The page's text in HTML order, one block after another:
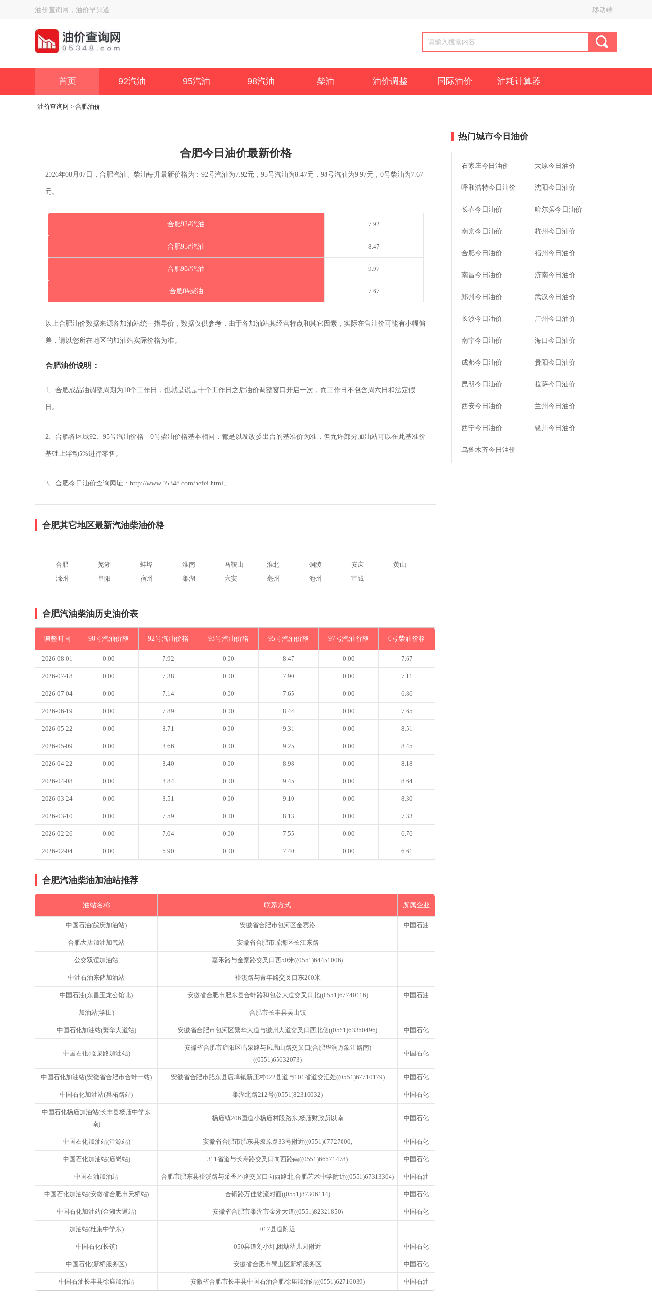
油价查询网，油价早知道 移动端
首页 92汽油 95汽油 98汽油 柴油 油价调整 国际油价 油耗计算器
油价查询网 > 合肥油价
合肥今日油价最新价格
2026年08月07日，合肥汽油、柴油每升最新价格为：92号汽油为7.92元，95号汽油为8.47元，98号汽油为9.97元，0号柴油为7.67
元。
合肥92#汽油 7.92
合肥95#汽油 8.47
合肥98#汽油 9.97
合肥0#柴油 7.67
以上合肥油价数据来源各加油站统一指导价，数据仅供参考，由于各加油站其经营特点和其它因素，实际在售油价可能有小幅偏
差，请以您所在地区的加油站实际价格为准。
合肥油价说明：
1、合肥成品油调整周期为10个工作日，也就是说是十个工作日之后油价调整窗口开启一次，而工作日不包含周六日和法定假
日。
2、合肥各区域92、95号汽油价格，0号柴油价格基本相同，都是以发改委出台的基准价为准，但允许部分加油站可以在此基准价
基础上浮动5%进行零售。
3、合肥今日油价查询网址：http://www.05348.com/hefei.html。
合肥其它地区最新汽油柴油价格
合肥 芜湖 蚌埠 淮南 马鞍山 淮北 铜陵 安庆
黄山
滁州
阜阳 宿州 巢湖 六安 亳州 池州 宣城
合肥汽油柴油历史油价表
调整时间 90号汽油价格 92号汽油价格 93号汽油价格 95号汽油价格 97号汽油价格 0号柴油价格
2026-08-01 0.00 7.92 0.00 8.47 0.00 7.67
2026-07-18 0.00 7.38 0.00 7.90 0.00 7.11
2026-07-04 0.00 7.14 0.00 7.65 0.00 6.86
2026-06-19 0.00 7.89 0.00 8.44 0.00 7.65
2026-05-22 0.00 8.71 0.00 9.31 0.00 8.51
2026-05-09 0.00 8.66 0.00 9.25 0.00 8.45
2026-04-22 0.00 8.40 0.00 8.98 0.00 8.18
2026-04-08 0.00 8.84 0.00 9.45 0.00 8.64
2026-03-24 0.00 8.51 0.00 9.10 0.00 8.30
2026-03-10 0.00 7.59 0.00 8.13 0.00 7.33
2026-02-26 0.00 7.04 0.00 7.55 0.00 6.76
2026-02-04 0.00 6.90 0.00 7.40 0.00 6.61
合肥汽油柴油加油站推荐
油站名称 联系方式 所属企业
中国石油(皖庆加油站) 安徽省合肥市包河区金寨路 中国石油
合肥大店加油加气站 安徽省合肥市瑶海区长江东路
公交双谊加油站 嘉禾路与金寨路交叉口西50米((0551)64451006)
中油石油东储加油站 裕溪路与青年路交叉口东200米
中国石油(东昌玉龙公馆北) 安徽省合肥市肥东县合蚌路和包公大道交叉口北((0551)67740116) 中国石油
加油站(学田) 合肥市长丰县吴山镇
中国石化加油站(繁华大道站) 安徽省合肥市包河区繁华大道与徽州大道交叉口西北侧((0551)63360496) 中国石化
中国石化(临泉路加油站)
安徽省合肥市庐阳区临泉路与凤凰山路交叉口(合肥华润万象汇路南)
((0551)65632073)
中国石化
中国石化加油站(安徽省合肥市合蚌一站) 安徽省合肥市肥东县店埠镇新庄村022县道与101省道交汇处((0551)67710179) 中国石化
中国石化加油站(巢柘路站) 巢湖北路212号((0551)82310032) 中国石化
中国石化杨庙加油站(长丰县杨庙中学东
南)
杨庙镇206国道小杨庙村段路东,杨庙财政所以南 中国石化
中国石化加油站(津源站) 安徽省合肥市肥东县燎原路33号附近((0551)67727000, 中国石化
中国石化加油站(庙岗站) 311省道与长寿路交叉口向西路南((0551)66671478) 中国石化
中国石油加油站 合肥市肥东县裕溪路与采香环路交叉口向西路北,合肥艺术中学附近((0551)67313304) 中国石油
中国石化加油站(安徽省合肥市天桥站) 合铜路万佳物流对面((0551)87306114) 中国石化
中国石化加油站(金湖大道站) 安徽省合肥市巢湖市金湖大道((0551)82321850) 中国石化
加油站(杜集中学东) 017县道附近
中国石化(长镇) 050县道刘小圩,团塘幼儿园附近 中国石化
中国石化(新桥服务区) 安徽省合肥市蜀山区新桥服务区 中国石化
中国石油长丰县徐庙加油站 安徽省合肥市长丰县中国石油合肥徐庙加油站((0551)62716039) 中国石油
热门城市今日油价
石家庄今日油价 太原今日油价
呼和浩特今日油价 沈阳今日油价
长春今日油价 哈尔滨今日油价
南京今日油价 杭州今日油价
合肥今日油价 福州今日油价
南昌今日油价 济南今日油价
郑州今日油价 武汉今日油价
长沙今日油价 广州今日油价
南宁今日油价 海口今日油价
成都今日油价 贵阳今日油价
昆明今日油价 拉萨今日油价
西安今日油价 兰州今日油价
西宁今日油价 银川今日油价
乌鲁木齐今日油价